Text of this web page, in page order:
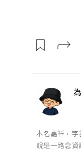
本名嘉祥，字
說是一路念